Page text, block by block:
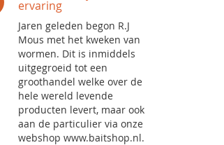
ervaring
Jaren geleden begon R.J
Mous met het kweken van
wormen. Dit is inmiddels
uitgegroeid tot een
groothandel welke over de
hele wereld levende
producten levert, maar ook
aan de particulier via onze
webshop www.baitshop.nl.